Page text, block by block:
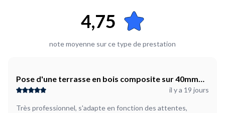
Il s'agit de poser une terrasse en bois composite en prenant
hauteur maximale de 39 mm. Merci de m'indiquer si vous
autoportée et ancré au sol, selon réglementation travaux et
préférences pour la réalisation viable de mon projet
4,75
note moyenne sur ce type de prestation
Pose d'une terrasse en bois composite sur 40mm
de hauteur comprenant ossature aluminium en autoil y a 19 jours
Très professionnel, s'adapte en fonction des attentes,